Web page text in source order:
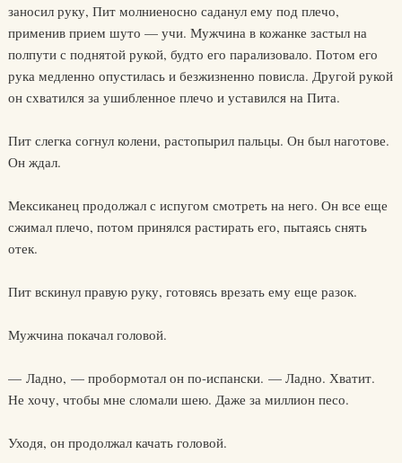
заносил руку, Пит молниеносно саданул ему под плечо,
применив прием шуто — учи. Мужчина в кожанке застыл на
полпути с поднятой рукой, будто его парализовало. Потом его
рука медленно опустилась и безжизненно повисла. Другой рукой
он схватился за ушибленное плечо и уставился на Пита.
Пит слегка согнул колени, растопырил пальцы. Он был наготове.
Он ждал.
Мексиканец продолжал с испугом смотреть на него. Он все еще
сжимал плечо, потом принялся растирать его, пытаясь снять
отек.
Пит вскинул правую руку, готовясь врезать ему еще разок.
Мужчина покачал головой.
— Ладно, — пробормотал он по-испански. — Ладно. Хватит.
Не хочу, чтобы мне сломали шею. Даже за миллион песо.
Уходя, он продолжал качать головой.